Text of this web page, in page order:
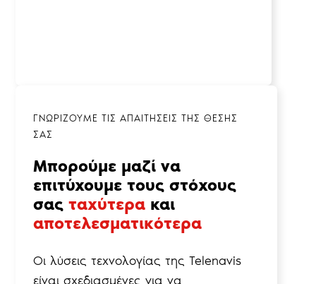
ΓΝΩΡΙΖΟΥΜΕ ΤΙΣ ΑΠΑΙΤΗΣΕΙΣ ΤΗΣ ΘΕΣΗΣ
ΣΑΣ
Μπορούμε μαζί να
επιτύχουμε τους στόχους
σαςταχύτερα και
αποτελεσματικότερα
Οι λύσεις τεχνολογίας της Telenavis
είναι σχεδιασμένες για να